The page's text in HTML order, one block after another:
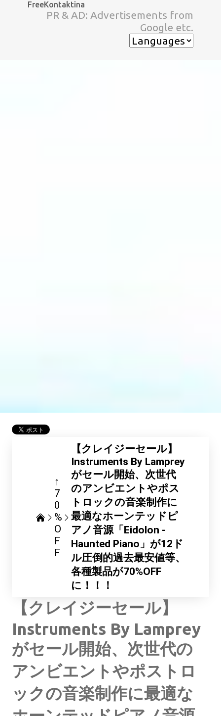
スキップしてメイン コンテンツに移動
FreeKontaktina
PR & AD: Advertisements from
Google etc.
↑
7
0
%
O
F
F
【クレイジーセール】
Instruments By Lamprey
がセール開始、次世代
のアンビエントやポス
トロックの音楽制作に
最適なホーンテッドピ
アノ音源「Eidolon -
Haunted Piano」が12ド
ル圧倒的過去最安値等、
各種製品が70%OFF
に！！！
【クレイジーセール】
Instruments By Lamprey
がセール開始、次世代の
アンビエントやポストロ
ックの音楽制作に最適な